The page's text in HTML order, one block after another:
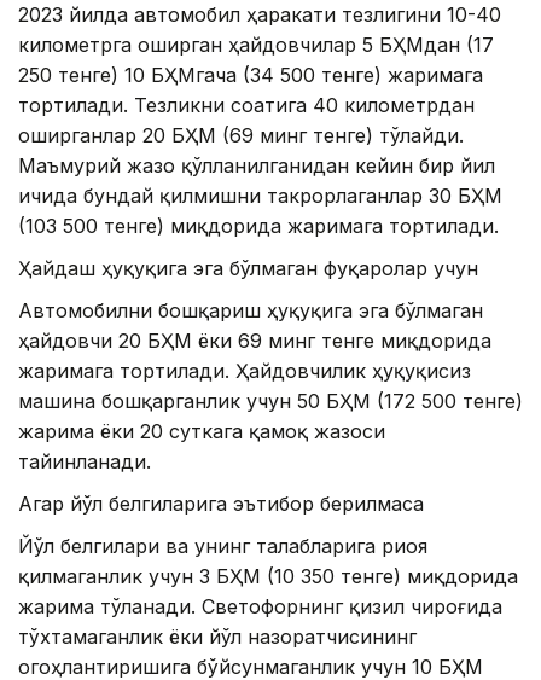
2023 йилда автомобил ҳаракати тезлигини 10-40
километрга оширган ҳайдовчилар 5 БҲМдан (17
250 тенге) 10 БҲМгача (34 500 тенге) жаримага
тортилади. Тезликни соатига 40 километрдан
оширганлар 20 БҲМ (69 минг тенге) тўлайди.
Маъмурий жазо қўлланилганидан кейин бир йил
ичида бундай қилмишни такрорлаганлар 30 БҲМ
(103 500 тенге) миқдорида жаримага тортилади.
Ҳайдаш ҳуқуқига эга бўлмаган фуқаролар учун
Автомобилни бошқариш ҳуқуқига эга бўлмаган
ҳайдовчи 20 БҲМ ёки 69 минг тенге миқдорида
жаримага тортилади. Ҳайдовчилик ҳуқуқисиз
машина бошқарганлик учун 50 БҲМ (172 500 тенге)
жарима ёки 20 суткага қамоқ жазоси
тайинланади.
Агар йўл белгиларига эътибор берилмаса
Йўл белгилари ва унинг талабларига риоя
қилмаганлик учун 3 БҲМ (10 350 тенге) миқдорида
жарима тўланади. Светофорнинг қизил чироғида
тўхтамаганлик ёки йўл назоратчисининг
огоҳлантиришига бўйсунмаганлик учун 10 БҲМ